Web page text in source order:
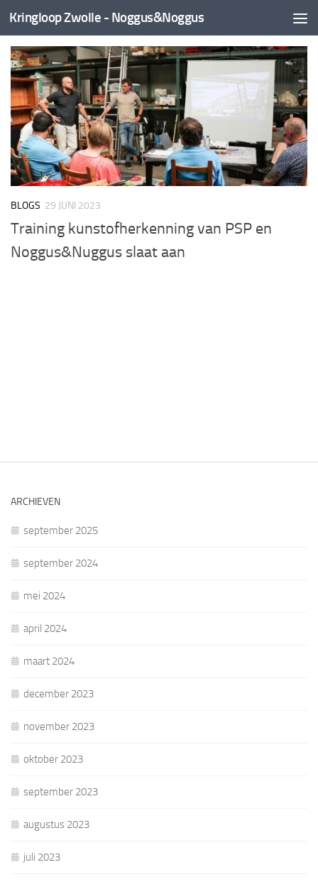
Doorgaan naar inhoud
Kringloop Zwolle - Noggus&Noggus
BLOGS 29 JUNI 2023
Training kunstofherkenning van PSP en
Noggus&Nuggus slaat aan
ARCHIEVEN
september 2025
september 2024
mei 2024
april 2024
maart 2024
december 2023
november 2023
oktober 2023
september 2023
augustus 2023
juli 2023